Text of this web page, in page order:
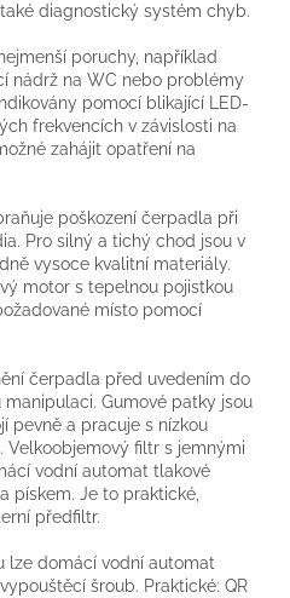
diagnostický systém chyb.
poruchy, například
nádrž na WC nebo problémy
pomocí blikající LED-
frekvencích v závislosti na
zahájit opatření na
poškození čerpadla při
Pro silný a tichý chod jsou v
vysoce kvalitní materiály.
motor s tepelnou pojistkou
místo pomocí
čerpadla před uvedením do
Gumové patky jsou
pevně a pracuje s nízkou
Velkoobjemový filtr s jemnými
vodní automat tlakové
pískem. Je to praktické,
předfiltr.
lze domácí vodní automat
šroub. Praktické: QR